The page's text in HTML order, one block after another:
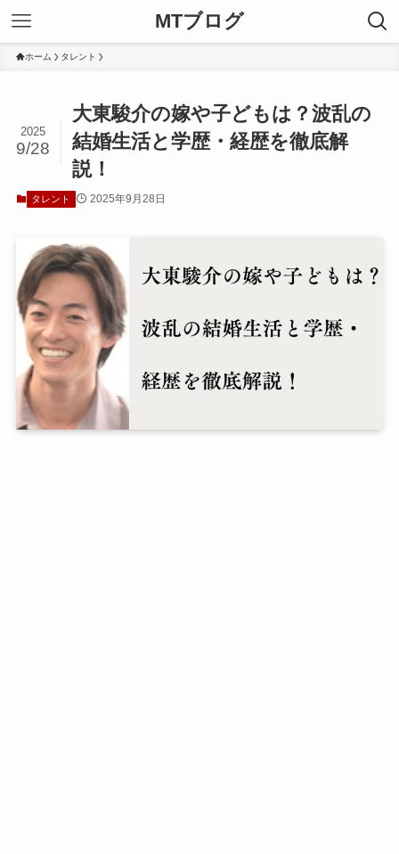
MTブログ
ホーム タレント
大東駿介の嫁や子どもは？波乱の
結婚生活と学歴・経歴を徹底解
説！
2025
9/28
タレント 2025年9月28日